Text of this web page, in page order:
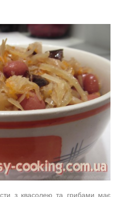
з квасолею та грибами має